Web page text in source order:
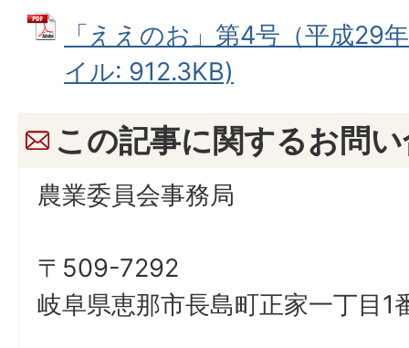
「ええのお」第4号（平成29
イル: 912.3KB)
この記事に関するお問
農業委員会事務局
〒509-7292
岐阜県恵那市長島町正家一丁目